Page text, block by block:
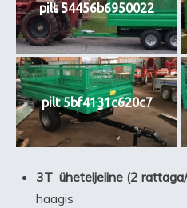
pilt 54456b6950022
pilt 5bf4131c620c7
3T üheteljeline (2
haagis